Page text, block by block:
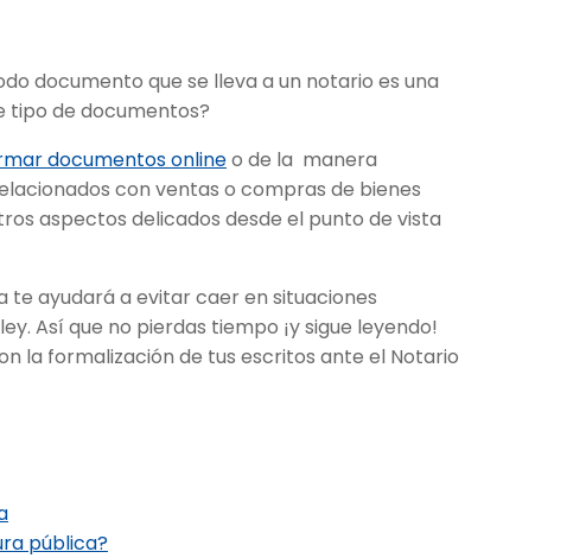
documento que se lleva a un notario es una
tipo de documentos?
documentos onlineo de la manera
con ventas o compras de bienes
aspectos delicados desde el punto de vista
ayudará a evitar caer en situaciones
Así que no pierdas tiempo ¡y sigue leyendo!
la formalización de tus escritos ante el Notario
pública?